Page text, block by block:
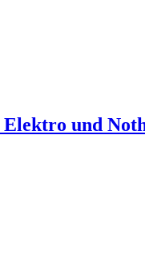
und